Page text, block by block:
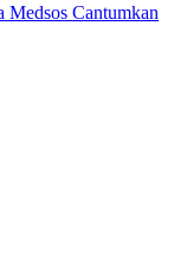
Cantumkan